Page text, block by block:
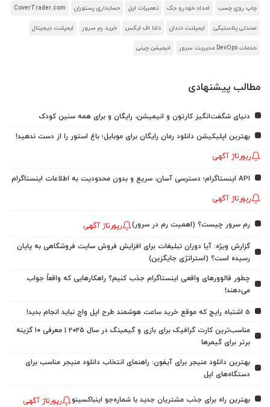
چاپ روی چسب امداد خودرو جک تعمیرات اپل حسابداری رستوران CoverTrader.com
صندلی پلاستیکی ایمپلنت دندان دلتا اف ایکس خرید رم سرور ایمپلنت دیجیتال
خدمات DevOps مدیریت سرور انیمیشن چینی
مطالب پیشنهادی
دنیای شگفت‌انگیز کارتون و انیمیشن، رایگان و برای همه سنین کودک
بهترین اپلیکیشن دانلود رمان رایگان برای موبایل؛ باغ استور را از دست ندهید!
رپورتاژ آگهی
API اینستاگرام؛ دسترسی آسان، سریع و بدون محدودیت به اطلاعات اینستاگرام
رپورتاژ آگهی
رم سرور چیست؟ (اهمیت رم در سرور) رپورتاژ آگهی
گزارش ویژه: آیا دوران تبلیغات برای افزایش فروش سایت فروشگاهی به پایان
رسیده است؟ (استراتژی جایگزین)
چطور فالوورهای واقعی اینستاگرام جذب کنیم؟ راهکارهایی که واقعاً جواب
می‌دهند!
5 اشتباه رایج که موقع خرید ساعت هوشمند طرح اپل واچ نباید انجام بدید!
مناسب‌ترین کارت گرافیک برای بازی و گیمینگ در سال ۲۰۲۵ | معرفی ۱۰ گزینه
برتر برای گیمرها
بهترین دانلود منیجر برای آیفون: راهنمای انتخاب دانلود منیجر مناسب برای
دستگاه‌های اپل
بهترین راه برای جذب مشتریان جدید با شماره‌جو اینباکسینو رپورتاژ آگهی